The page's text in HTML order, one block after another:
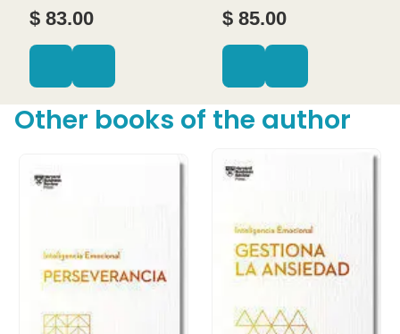
$ 83.00 $ 85.00
Other books of the author